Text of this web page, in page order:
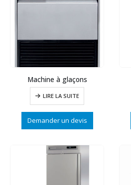
Machine à glaçons
LIRE LA SUITE
Demander un devis